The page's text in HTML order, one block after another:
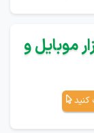
موبایل و
کنید